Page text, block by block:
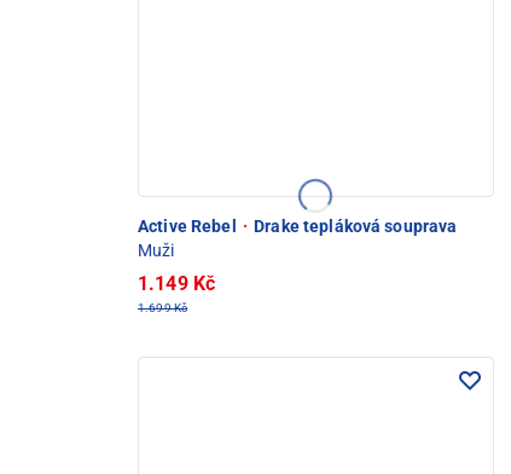
Active Rebel · Drake tepláková souprava
Muži
1.149 Kč
1.699 Kč